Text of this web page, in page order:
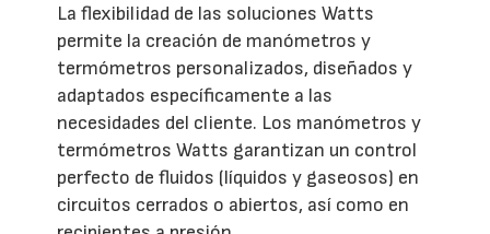
La flexibilidad de las soluciones Watts
permite la creación de manómetros y
termómetros personalizados, diseñados y
adaptados específicamente a las
necesidades del cliente. Los manómetros y
termómetros Watts garantizan un control
perfecto de fluidos (líquidos y gaseosos) en
circuitos cerrados o abiertos, así como en